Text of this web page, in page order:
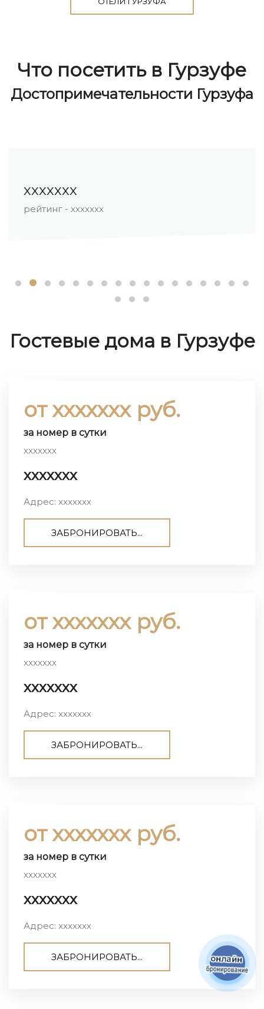
Что посетить в Гурзуфе
Достопримечательности Гурзуфа
ххххххх
рейтинг - ххххххх
Гостевые дома в Гурзуфе
от ххххххх руб.
за номер в сутки
ххххххх
ххххххх
Адрес: ххххххх
ЗАБРОНИРОВАТЬ...
от ххххххх руб.
за номер в сутки
ххххххх
ххххххх
Адрес: ххххххх
ЗАБРОНИРОВАТЬ...
от ххххххх руб.
за номер в сутки
ххххххх
ххххххх
Адрес: ххххххх
ЗАБРОНИРОВАТЬ...